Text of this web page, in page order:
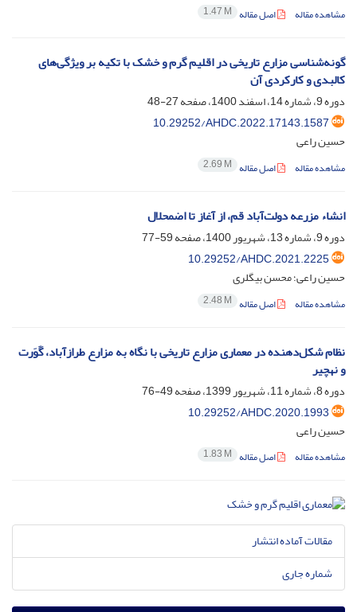
مشاهده مقاله اصل مقاله 1.47 M
گونه‌شناسی مزارع تاریخی در اقلیم گرم و خشک با تکیه بر ویژگی‌های
کالبدی و کارکردی آن
دوره 9، شماره 14، اسفند 1400، صفحه
27-48
10.29252/AHDC.2022.17143.1587
حسین راعی
مشاهده مقاله اصل مقاله 2.69 M
انشاء مزرعه دولت‌آباد قم، از آغاز تا اضمحلال
دوره 9، شماره 13، شهریور 1400، صفحه
59-77
10.29252/AHDC.2021.2225
حسین راعی؛ محسن بیگلری
مشاهده مقاله اصل مقاله 2.48 M
نظام‌ شکل‌دهنده در معماری مزارع تاریخی با نگاه به مزارع طرازآباد، گَوَرت
و نهچیر
دوره 8، شماره 11، شهریور 1399، صفحه
49-76
10.29252/AHDC.2020.1993
حسین راعی
مشاهده مقاله اصل مقاله 1.83 M
مقالات آماده انتشار
شماره جاری